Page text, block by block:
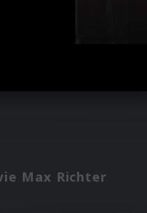
Max Richter